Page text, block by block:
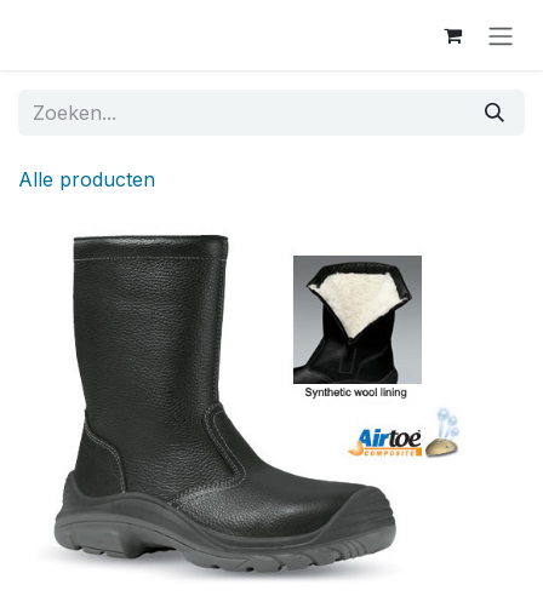
Alle producten